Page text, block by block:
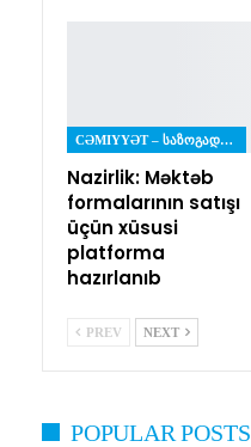
CƏMIYYƏT – ᲡᲐᲖᲝᲒᲐᲓᲝᲔᲑᲐ
Nazirlik: Məktəb
formalarının satışı
üçün xüsusi
platforma
hazırlanıb
PREV NEXT
POPULAR POSTS